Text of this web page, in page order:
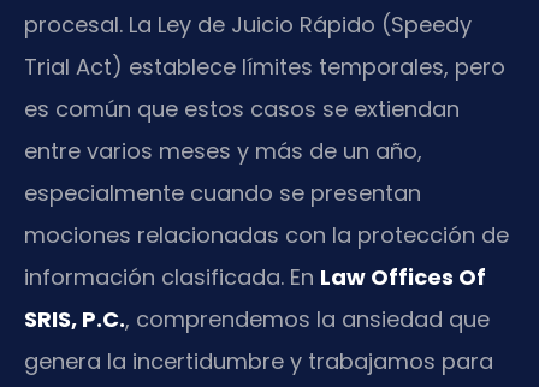
procesal. La Ley de Juicio Rápido (Speedy
Trial Act) establece límites temporales, pero
es común que estos casos se extiendan
entre varios meses y más de un año,
especialmente cuando se presentan
mociones relacionadas con la protección de
información clasificada. En Law Offices Of
SRIS, P.C., comprendemos la ansiedad que
genera la incertidumbre y trabajamos para